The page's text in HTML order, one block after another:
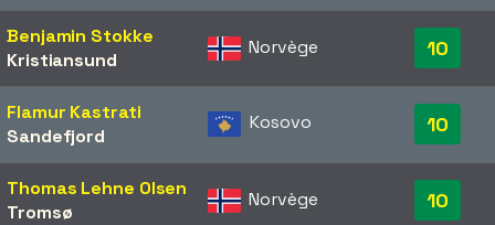
Benjamin Stokke
Kristiansund
Norvège 10
Flamur Kastrati
Sandefjord
Kosovo 10
Thomas Lehne Olsen
Tromsø
Norvège 10